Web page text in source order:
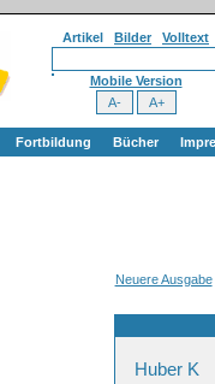
Artikel Bilder Volltext
Mobile Version
Fortbildung Bücher
Neuere Ausgabe
Huber K